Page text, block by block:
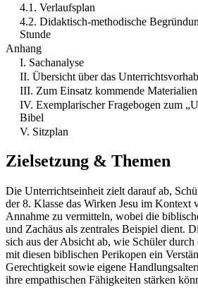
4.1. Verlaufsplan
4.2. Didaktisch-methodische
Stunde
Anhang
I. Sachanalyse
II. Übersicht über das
III. Zum Einsatz kommende Materialien
IV. Exemplarischer Fragebogen zum
Bibel
V. Sitzplan
Zielsetzung & Themen
Die Unterrichtseinheit zielt darauf ab,
der 8. Klasse das Wirken Jesu im Kontext
Annahme zu vermitteln, wobei die
und Zachäus als zentrales Beispiel dient.
sich aus der Absicht ab, wie Schüler durch
mit diesen biblischen Perikopen ein
Gerechtigkeit sowie eigene
ihre empathischen Fähigkeiten stärken